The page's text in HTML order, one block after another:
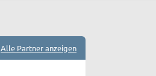
Alle Partner anzeigen